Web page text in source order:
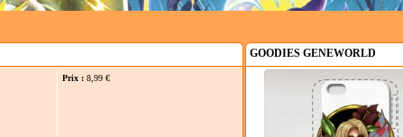
Prix : 8,99 €
GOODIES GENEWORLD